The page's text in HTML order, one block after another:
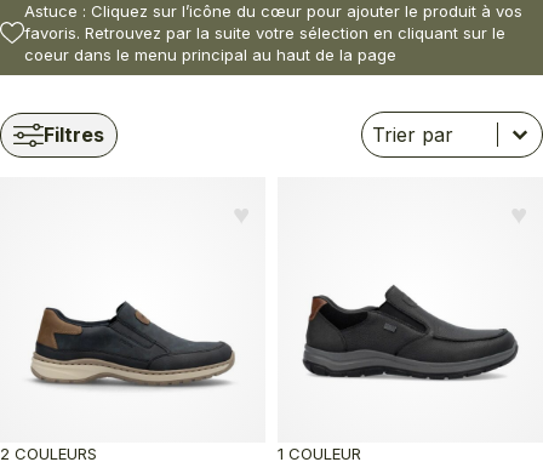
Astuce : Cliquez sur l’icône du cœur pour ajouter le produit à vos
favoris. Retrouvez par la suite votre sélection en cliquant sur le
coeur dans le menu principal au haut de la page
Filtres Trier
Trier le contenu
Trier le contenu
♥︎
2 COULEURS
♥︎
1 COULEUR